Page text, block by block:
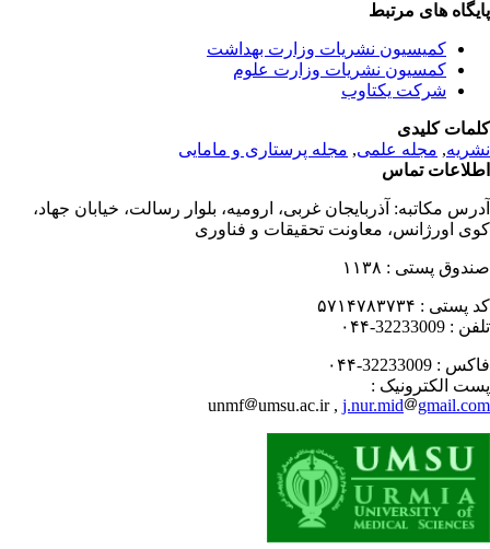
های مرتبط
کمیسیون نشریات وزارت بهداشت
کمسیون نشریات وزارت علوم
شرکت یکتاوب
کلیدی
,مجله علمی, مجله پرستاری و مامایی
تماس
مکاتبه:آذربایجان غربی، ارومیه، بلوار رسالت، خیابان جهاد،
اورژانس، معاونت تحقیقات و فناوری
پستی : ۱۱۳۸
پستی : ۵۷۱۴۷۸۳۷۳۴
: 32233009-۰۴۴
: 32233009-۰۴۴
الکترونیک :
unmf
umsu.ac.ir ,j.nur.mid